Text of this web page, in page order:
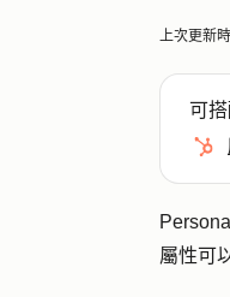
上次更新
可
屬性可